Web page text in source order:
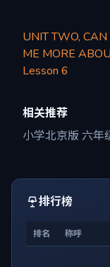
UNIT TWO, CAN
ME MORE
Lesson 6
相关推荐
小学北京版 六年
排行榜
排名 称呼